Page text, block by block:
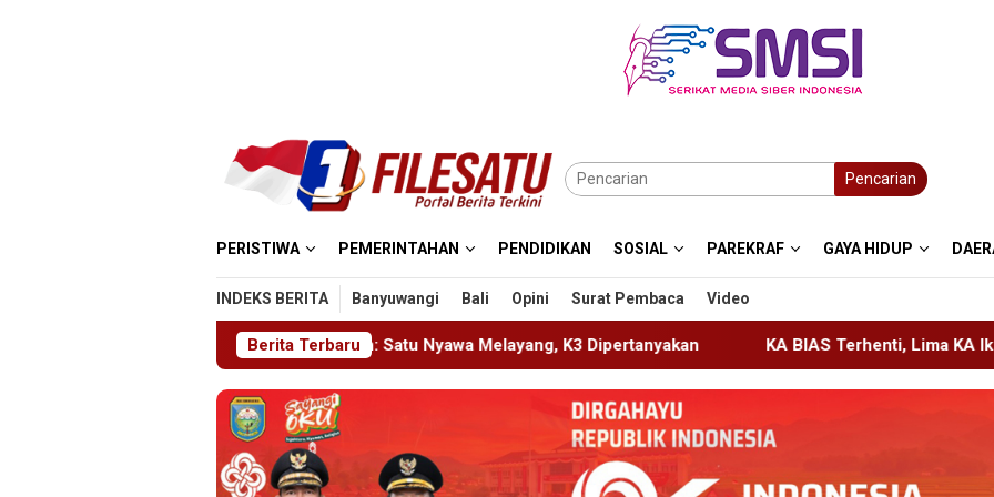
Pencarian
PERISTIWA PEMERINTAHAN PENDIDIKAN SOSIAL PAREKRAF GAYA HIDUP
INDEKS BERITA Banyuwangi Bali Opini Surat Pembaca Video
Berita Terbaru
MIN 5 Madiun: Satu Nyawa Melayang, K3 Dipertanyakan KA BIAS Terhenti, Lima KA Ikut Terdampak, KAI Daop 7